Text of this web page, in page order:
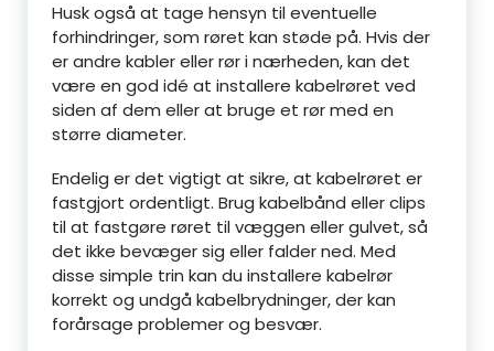
Husk også at tage hensyn til eventuelle
forhindringer, som røret kan støde på. Hvis der
er andre kabler eller rør i nærheden, kan det
være en god idé at installere kabelrøret ved
siden af dem eller at bruge et rør med en
større diameter.
Endelig er det vigtigt at sikre, at kabelrøret er
fastgjort ordentligt. Brug kabelbånd eller clips
til at fastgøre røret til væggen eller gulvet, så
det ikke bevæger sig eller falder ned. Med
disse simple trin kan du installere kabelrør
korrekt og undgå kabelbrydninger, der kan
forårsage problemer og besvær.